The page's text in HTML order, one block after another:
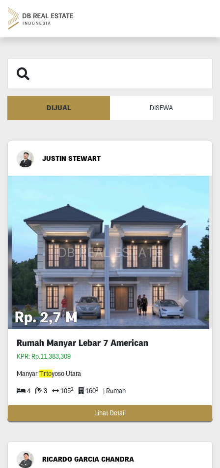
DIJUAL DISEWA
JUSTIN STEWART
Rp. 2,7 M
Rumah Manyar Lebar 7 American
KPR: Rp.11,383,309
ManyarTirtoyoso Utara
4 3 1052 1602 | Rumah
Lihat Detail
RICARDO GARCIA CHANDRA